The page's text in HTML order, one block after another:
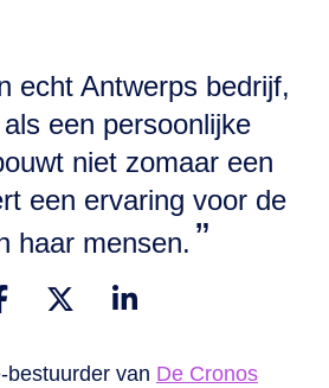
echt Antwerps bedrijf,
een persoonlijke
niet zomaar een
een ervaring voor de
haar mensen.
bestuurder van De Cronos